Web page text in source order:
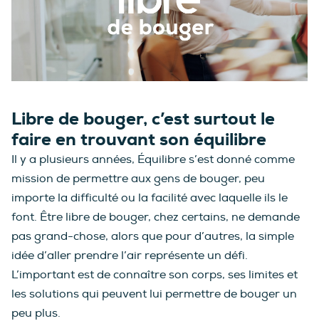
Libre de bouger, c’est surtout le
faire en trouvant son équilibre
Il y a plusieurs années, Équilibre s’est donné comme
mission de permettre aux gens de bouger, peu
importe la difficulté ou la facilité avec laquelle ils le
font. Être libre de bouger, chez certains, ne demande
pas grand-chose, alors que pour d’autres, la simple
idée d’aller prendre l’air représente un défi.
L’important est de connaître son corps, ses limites et
les solutions qui peuvent lui permettre de bouger un
peu plus.